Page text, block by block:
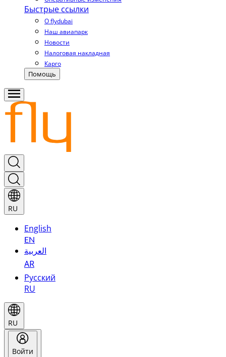
Быстрые ссылки
О flydubai
Наш авиапарк
Новости
Налоговая накладная
Карго
Помощь
RU
English
EN
العربية
AR
Русский
RU
RU
Войти